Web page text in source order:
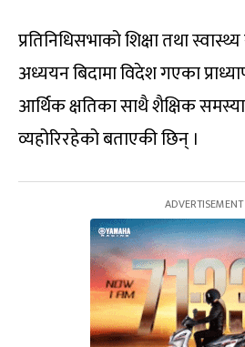
प्रतिनिधिसभाको शिक्षा तथा
अध्ययन बिदामा विदेश गएका
आर्थिक क्षतिका साथै शैक्षिक
व्यहोरिरहेको बताएकी छिन् ।